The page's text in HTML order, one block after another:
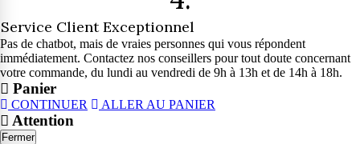
Service Client Exceptionnel
Pas de chatbot, mais de vraies personnes qui vous répondent
immédiatement. Contactez nos conseillers pour tout doute concernant
votre commande, du lundi au vendredi de 9h à 13h et de 14h à 18h.
Panier
CONTINUER ALLER AU PANIER
Attention
Fermer